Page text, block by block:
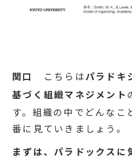
関口 こちらはパラドキ
基づく組織マネジメント
す。組織の中でどんなこ
番に見ていきましょう。
まずは、パラドックスに